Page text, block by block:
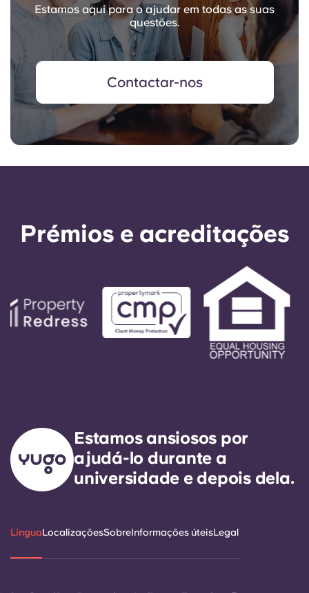
Estamos aqui para o ajudar em todas as suas
questões.
Contactar-nos
Prémios e acreditações
Estamos ansiosos por
ajudá-lo durante a
universidade e depois dela.
LínguaLocalizaçõesSobreInformações úteisLegal